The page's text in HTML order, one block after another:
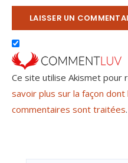
Ce site utilise Akismet pour
savoir plus sur la façon
commentaires sont traitées.